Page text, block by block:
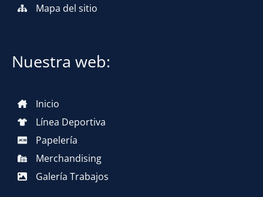
Mapa del sitio
Nuestra web:
Inicio
Línea Deportiva
Papelería
Merchandising
Galería Trabajos